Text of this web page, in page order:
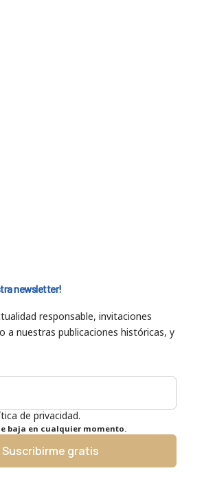
newsletter!
responsable, invitaciones
a nuestras publicaciones históricas, y
de privacidad.
baja en cualquier momento.
Suscribirme gratis